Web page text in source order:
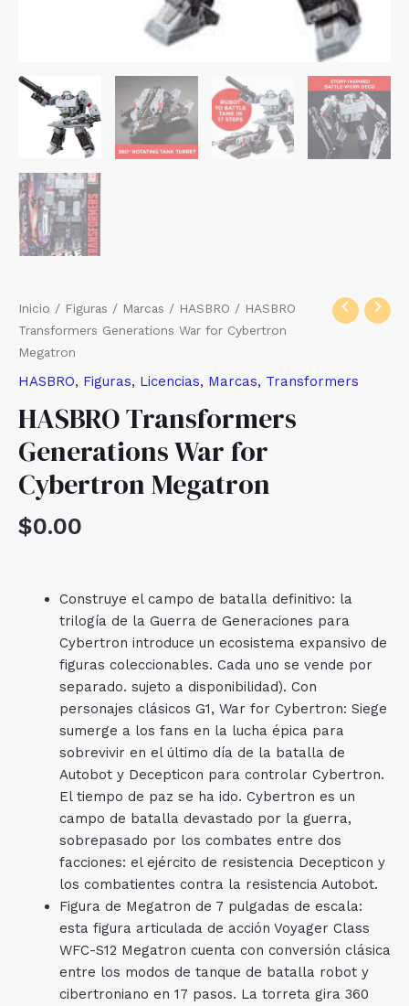
Inicio / Figuras / Marcas / HASBRO / HASBRO
Transformers Generations War for Cybertron
Megatron
HASBRO, Figuras, Licencias, Marcas, Transformers
HASBRO Transformers
Generations War for
Cybertron Megatron
$0.00
Construye el campo de batalla definitivo: la
trilogía de la Guerra de Generaciones para
Cybertron introduce un ecosistema expansivo de
figuras coleccionables. Cada uno se vende por
separado. sujeto a disponibilidad). Con
personajes clásicos G1, War for Cybertron: Siege
sumerge a los fans en la lucha épica para
sobrevivir en el último día de la batalla de
Autobot y Decepticon para controlar Cybertron.
El tiempo de paz se ha ido. Cybertron es un
campo de batalla devastado por la guerra,
sobrepasado por los combates entre dos
facciones: el ejército de resistencia Decepticon y
los combatientes contra la resistencia Autobot.
Figura de Megatron de 7 pulgadas de escala:
esta figura articulada de acción Voyager Class
WFC-S12 Megatron cuenta con conversión clásica
entre los modos de tanque de batalla robot y
cibertroniano en 17 pasos. La torreta gira 360